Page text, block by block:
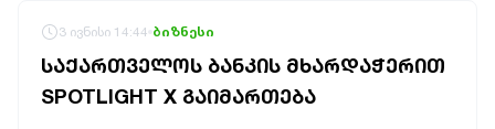
ᲐᲛᲘᲜᲓᲘ
ᲡᲐᲛᲮᲔᲓᲠᲝ
3 ივნისი 14:44 ბიზნესი
ᲡᲐᲥᲐᲠᲗᲕᲔᲚᲝᲡ ᲑᲐᲜᲙᲘᲡ ᲛᲮᲐᲠᲓᲐᲭᲔᲠᲘᲗ
SPOTLIGHT X ᲒᲐᲘᲛᲐᲠᲗᲔᲑᲐ